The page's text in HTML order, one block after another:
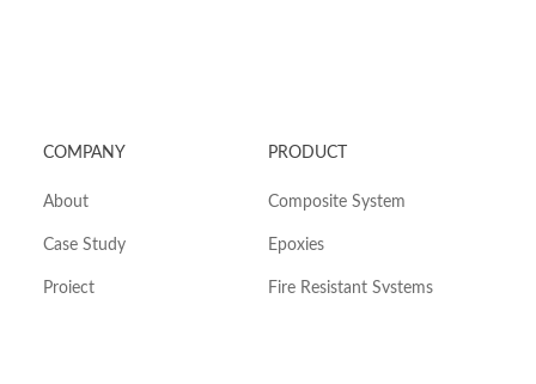
COMPANY
About
Case Study
Project
PRODUCT
Composite System
Epoxies
Fire Resistant Systems